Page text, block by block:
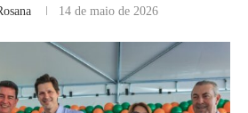
14 de maio de 2026